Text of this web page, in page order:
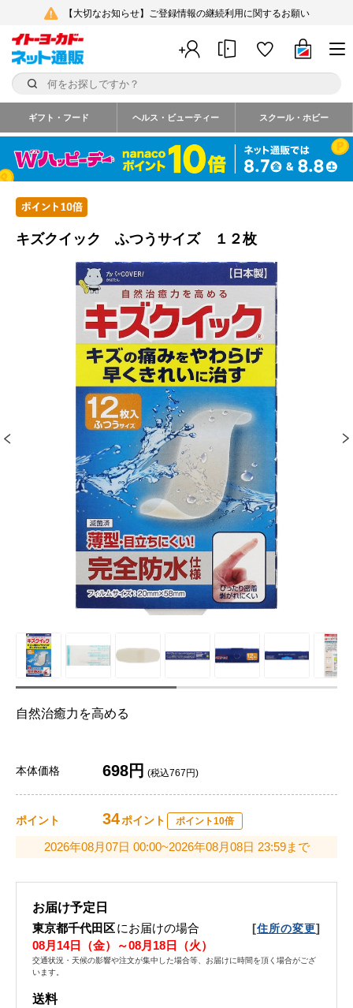
【大切なお知らせ】ご登録情報の継続利用に関するお願い
ギフト・フード ヘルス・ビューティー スクール・ホビー
キズクイック ふつうサイズ １２枚
自然治癒力を高める
本体価格 698円 (税込767円)
ポイント 34ポイント ポイント10倍
2026年08月07日 00:00~2026年08月08日 23:59まで
お届け予定日
東京都千代田区にお届けの場合 [住所の変更]
08月14日（金）～08月18日（火）
交通状況・天候の影響や注文が集中した場合等、お届けに時間を頂く場合がござ
います。
送料